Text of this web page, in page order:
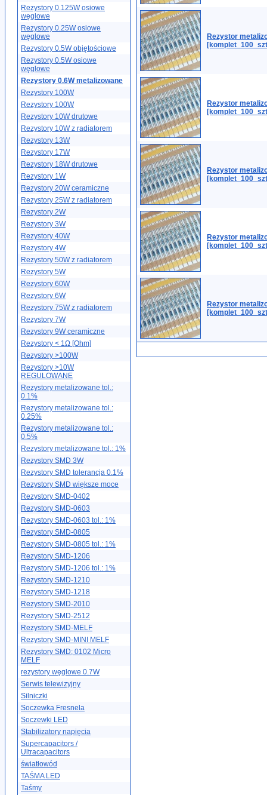
Rezystory 0.125W osiowe
węglowe
Rezystory 0.25W osiowe
węglowe
Rezystory 0.5W objętościowe
Rezystory 0.5W osiowe
węglowe
Rezystory 0.6W metalizowane
Rezystory 100W
Rezystory 100W
Rezystory 10W drutowe
Rezystory 10W z radiatorem
Rezystory 13W
Rezystory 17W
Rezystory 18W drutowe
Rezystory 1W
Rezystory 20W ceramiczne
Rezystory 25W z radiatorem
Rezystory 2W
Rezystory 3W
Rezystory 40W
Rezystory 4W
Rezystory 50W z radiatorem
Rezystory 5W
Rezystory 60W
Rezystory 6W
Rezystory 75W z radiatorem
Rezystory 7W
Rezystory 9W ceramiczne
Rezystory < 1Ω [Ohm]
Rezystory >100W
Rezystory >10W
REGULOWANE
Rezystory metalizowane tol.:
0.1%
Rezystory metalizowane tol.:
0.25%
Rezystory metalizowane tol.:
0.5%
Rezystory metalizowane tol.: 1%
Rezystory SMD 3W
Rezystory SMD tolerancja 0.1%
Rezystory SMD większe moce
Rezystory SMD-0402
Rezystory SMD-0603
Rezystory SMD-0603 tol.: 1%
Rezystory SMD-0805
Rezystory SMD-0805 tol.: 1%
Rezystory SMD-1206
Rezystory SMD-1206 tol.: 1%
Rezystory SMD-1210
Rezystory SMD-1218
Rezystory SMD-2010
Rezystory SMD-2512
Rezystory SMD-MELF
Rezystory SMD-MINI MELF
Rezystory SMD; 0102 Micro
MELF
rezystory węglowe 0.7W
Serwis telewizyjny
Silniczki
Soczewka Fresnela
Soczewki LED
Stabilizatory napięcia
Supercapacitors /
Ultracapacitors
światłowód
TAŚMA LED
Taśmy
Rezystor
Rezystor
Rezystor
Rezystor
Rezystor